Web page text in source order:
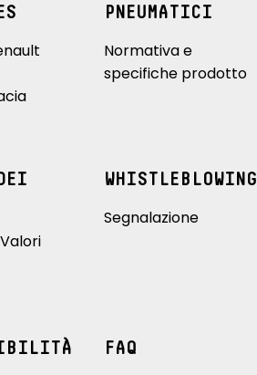
PNEUMATICI
Normativa e
specifiche prodotto
WHISTLEBLOWING
Segnalazione
FAQ